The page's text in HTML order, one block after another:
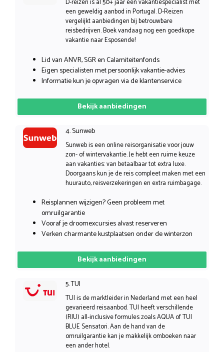
D-reizen is al 50+ jaar een vakantiespecialist met
een geweldig aanbod in Portugal. D-Reizen
vergelijkt aanbiedingen bij betrouwbare
reisbedrijven. Boek vandaag nog een goedkope
vakantie naar Esposende!
Lid van ANVR, SGR en Calamiteitenfonds
Eigen specialisten met persoonlijk vakantie-advies
Informatie kun je opvragen via de klantenservice
Bekijk aanbiedingen
4. Sunweb
Sunweb is een online reisorganisatie voor jouw
zon- of wintervakantie. Je hebt een ruime keuze
aan vakanties: van betaalbaar tot extra luxe.
Doorgaans kun je de reis compleet maken met een
huurauto, reisverzekeringen en extra ruimbagage.
Reisplannen wijzigen? Geen probleem met
omruilgarantie
Vooraf je droomexcursies alvast reserveren
Verken charmante kustplaatsen onder de winterzon
Bekijk aanbiedingen
5. TUI
TUI is de marktleider in Nederland met een heel
gevarieerd reisaanbod. TUI heeft verschillende
(RIU) all-inclusive formules zoals AQUA of TUI
BLUE Sensatori. Aan de hand van de
omruilgarantie kan je makkelijk omboeken naar
een ander hotel.